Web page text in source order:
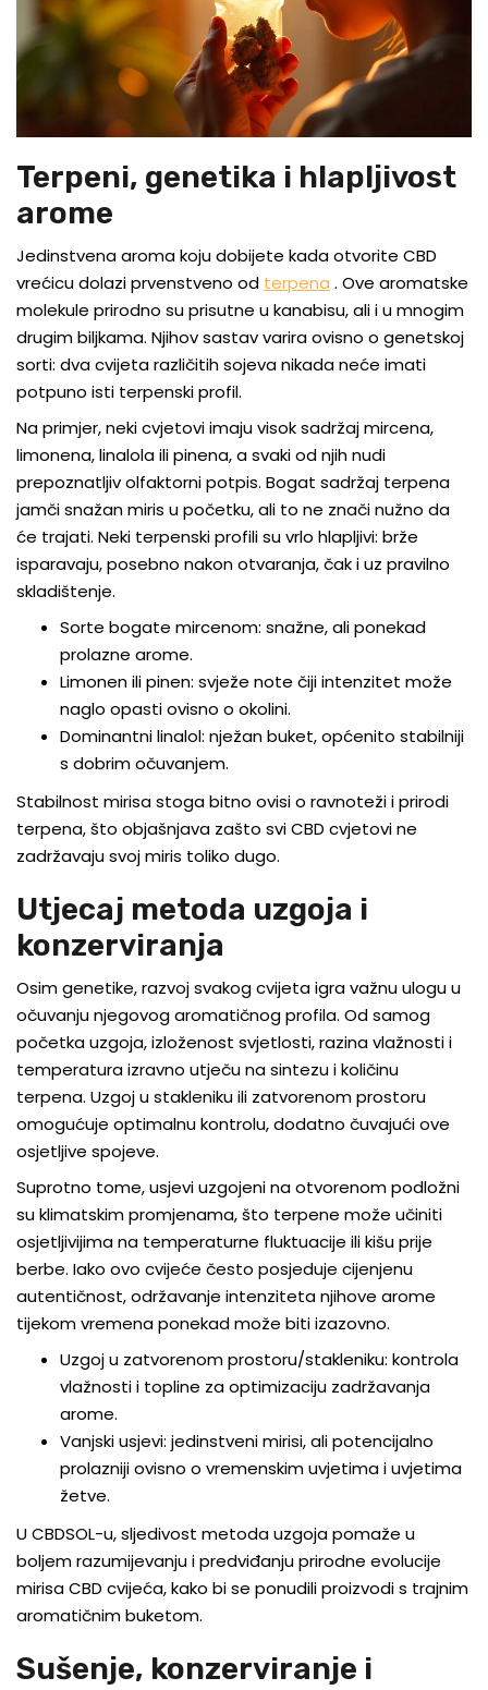
Terpeni, genetika i hlapljivost
arome
Jedinstvena aroma koju dobijete kada otvorite CBD
vrećicu dolazi prvenstveno od terpena . Ove aromatske
molekule prirodno su prisutne u kanabisu, ali i u mnogim
drugim biljkama. Njihov sastav varira ovisno o genetskoj
sorti: dva cvijeta različitih sojeva nikada neće imati
potpuno isti terpenski profil.
Na primjer, neki cvjetovi imaju visok sadržaj mircena,
limonena, linalola ili pinena, a svaki od njih nudi
prepoznatljiv olfaktorni potpis. Bogat sadržaj terpena
jamči snažan miris u početku, ali to ne znači nužno da
će trajati. Neki terpenski profili su vrlo hlapljivi: brže
isparavaju, posebno nakon otvaranja, čak i uz pravilno
skladištenje.
Sorte bogate mircenom: snažne, ali ponekad
prolazne arome.
Limonen ili pinen: svježe note čiji intenzitet može
naglo opasti ovisno o okolini.
Dominantni linalol: nježan buket, općenito stabilniji
s dobrim očuvanjem.
Stabilnost mirisa stoga bitno ovisi o ravnoteži i prirodi
terpena, što objašnjava zašto svi CBD cvjetovi ne
zadržavaju svoj miris toliko dugo.
Utjecaj metoda uzgoja i
konzerviranja
Osim genetike, razvoj svakog cvijeta igra važnu ulogu u
očuvanju njegovog aromatičnog profila. Od samog
početka uzgoja, izloženost svjetlosti, razina vlažnosti i
temperatura izravno utječu na sintezu i količinu
terpena. Uzgoj u stakleniku ili zatvorenom prostoru
omogućuje optimalnu kontrolu, dodatno čuvajući ove
osjetljive spojeve.
Suprotno tome, usjevi uzgojeni na otvorenom podložni
su klimatskim promjenama, što terpene može učiniti
osjetljivijima na temperaturne fluktuacije ili kišu prije
berbe. Iako ovo cvijeće često posjeduje cijenjenu
autentičnost, održavanje intenziteta njihove arome
tijekom vremena ponekad može biti izazovno.
Uzgoj u zatvorenom prostoru/stakleniku: kontrola
vlažnosti i topline za optimizaciju zadržavanja
arome.
Vanjski usjevi: jedinstveni mirisi, ali potencijalno
prolazniji ovisno o vremenskim uvjetima i uvjetima
žetve.
U CBDSOL-u, sljedivost metoda uzgoja pomaže u
boljem razumijevanju i predviđanju prirodne evolucije
mirisa CBD cvijeća, kako bi se ponudili proizvodi s trajnim
aromatičnim buketom.
Sušenje, konzerviranje i